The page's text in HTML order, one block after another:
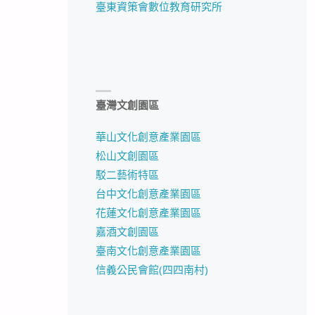
臺東資策會數位教育研究所
臺灣文創園區
華山文化創意產業園區
松山文創園區
駁二藝術特區
台中文化創意產業園區
花蓮文化創意產業園區
嘉酒文創園區
臺南文化創意產業園區
信義公民會館(四四南村)